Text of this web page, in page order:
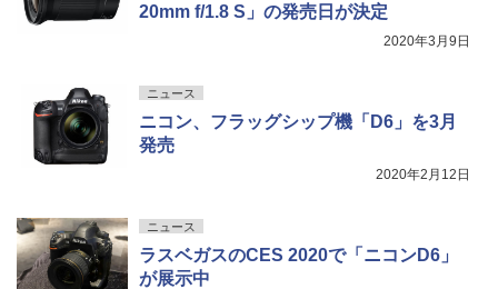
20mm f/1.8 S」の発売日が決定
2020年3月9日
ニュース
ニコン、フラッグシップ機「D6」を3月
発売
2020年2月12日
ニュース
ラスベガスのCES 2020で「ニコンD6」
が展示中